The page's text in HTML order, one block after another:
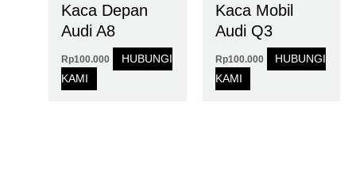
Kaca Depan
Audi A8
Rp100.000
HUBUNGI
KAMI
Kaca Mobil
Audi Q3
Rp100.000
HUBUNGI
KAMI